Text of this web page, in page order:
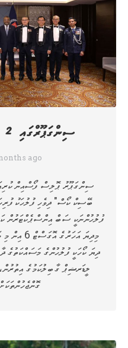
ސިންގަޕޫރްގައި 2 ފުލުހަކު ތަމްރީނުވެއްޖެ
ago
ސިންގަޕޫރު ޕޮލިސް ފޯސްއިން
ބޭސިކް ކޯސް" ދިވެހި ފުލުހަކު
ފުލުހުންނަކީ ސަބް އިންސްޕެކްޓަރުން
ދިޔަ ކޯހަކީ ފުލުހުންގެ މަސައްކަތުގެ
ލީޑަރޝިޕް ގާބިލުކަމުގެ